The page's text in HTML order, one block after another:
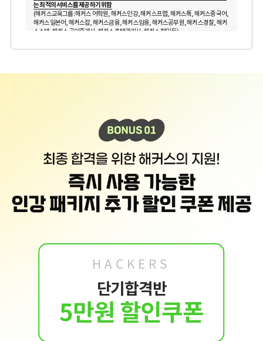
는 최적의 서비스를 제공하기 위함
(해커스교육그룹: 해커스 어학원, 해커스인강, 해커스프랩, 해커스톡, 해커스중국어,
해커스일본어, 해커스잡, 해커스금융, 해커스임용, 해커스공무원, 해커스경찰, 해커
스소방, 해커스공인중개사, 해커스주택관리사, 해커스편입 등)
2. 개인정보 수집·이용 항목: 이름, 휴대폰번호, 이메일
벤트 참여일로부터 2년 이내 회원 탈퇴한 경우에는 참여일로부터 2년 동안 보관 후 파
HACKERS
단기합격반
5만원 할인쿠폰